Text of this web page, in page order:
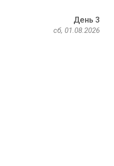
День 3
сб, 01.08.2026